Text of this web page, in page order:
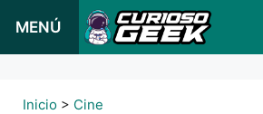
MENÚ
Inicio > Cine